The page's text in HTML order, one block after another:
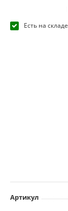
Есть на складе
Артикул